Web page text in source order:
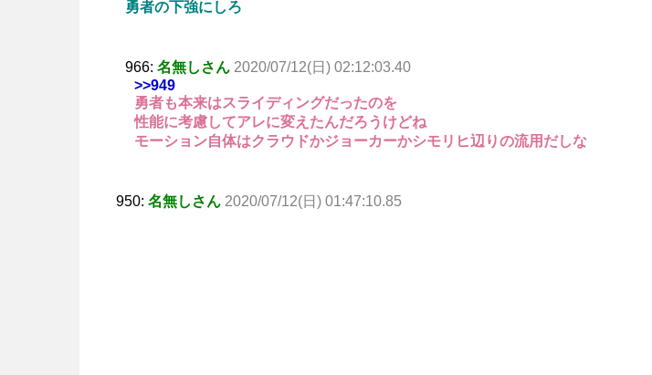
勇者の下強にしろ
966: 名無しさん 2020/07/12(日) 02:12:03.40
>>949
勇者も本来はスライディングだったのを
性能に考慮してアレに変えたんだろうけどね
モーション自体はクラウドかジョーカーかシモリヒ辺りの流用だしな
950: 名無しさん 2020/07/12(日) 01:47:10.85